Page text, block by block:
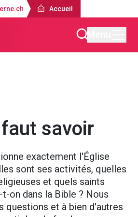
Accueil
savoir
exactement l'Église
sont ses activités, quelles
et quels saints
on dans la Bible ? Nous
questions et à bien d'autres